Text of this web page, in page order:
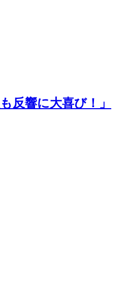
反響に大喜び！」